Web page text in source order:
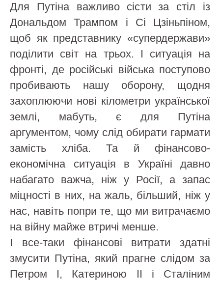
Для Путіна важливо сісти за стіл із
Дональдом Трампом і Сі Цзіньпіном,
щоб як представнику «супердержави»
поділити світ на трьох. І ситуація на
фронті, де російські війська поступово
пробивають нашу оборону, щодня
захоплюючи нові кілометри української
землі, мабуть, є для Путіна
аргументом, чому слід обирати гармати
замість хліба. Та й фінансово-
економічна ситуація в Україні давно
набагато важча, ніж у Росії, а запас
міцності в них, на жаль, більший, ніж у
нас, навіть попри те, що ми витрачаємо
на війну майже втричі менше.
І все-таки фінансові витрати здатні
змусити Путіна, який прагне слідом за
Петром I, Катериною II і Сталіним